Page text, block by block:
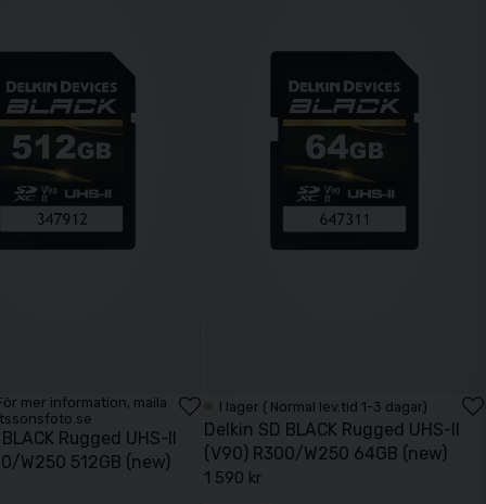
mer information, maila
Rugged UHS-II
W250 512GB (new)
I lager ( Normal lev.tid 1-3 dagar)
Delkin SD BLACK Rugged UHS-II
(V90) R300/W250 64GB (new)
1 590 kr